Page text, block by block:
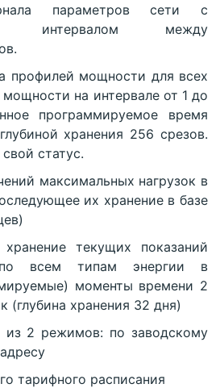
параметров сети с
интервалом между
профилей мощности для всех
на интервале от 1 до
программируемое время
хранения 256 срезов.
статус.
максимальных нагрузок в
их хранение в базе
текущих показаний
по всем типам энергии в
моменты времени 2
(глубина хранения 32 дня)
из 2 режимов: по заводскому
тарифного расписания